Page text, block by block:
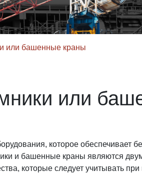
или башенные краны
или
которое обеспечивает
и башенные краны являются
которые следует учитывать